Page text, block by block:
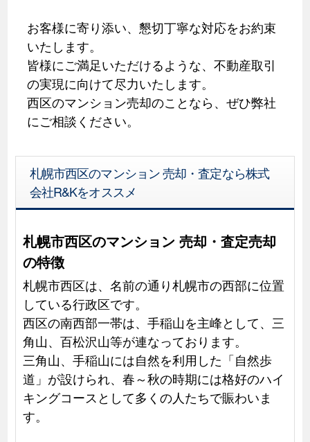
お客様に寄り添い、懇切丁寧な対応をお約束
いたします。
皆様にご満足いただけるような、不動産取引
の実現に向けて尽力いたします。
西区のマンション売却のことなら、ぜひ弊社
にご相談ください。
札幌市西区のマンション 売却・査定なら株式
会社R&Kをオススメ
札幌市西区のマンション 売却・査定売却
の特徴
札幌市西区は、名前の通り札幌市の西部に位置
している行政区です。
西区の南西部一帯は、手稲山を主峰として、三
角山、百松沢山等が連なっております。
三角山、手稲山には自然を利用した「自然歩
道」が設けられ、春～秋の時期には格好のハイ
キングコースとして多くの人たちで賑わいま
す。